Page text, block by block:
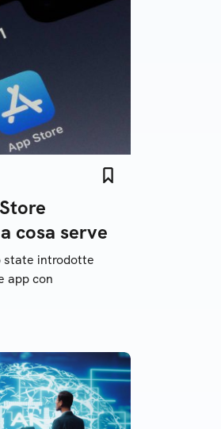
cosa serve
state introdotte
app con